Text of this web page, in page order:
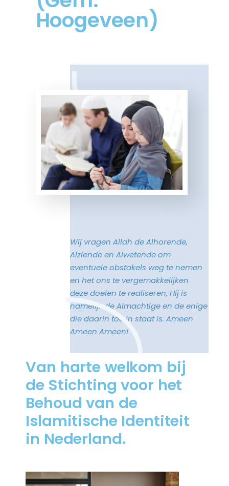
Hoogeveen)
Wij vragen Allah de Alhorende,
Alziende en Alwetende om
eventuele obstakels weg te nemen
en het ons te vergemakkelijken
deze doelen te realiseren, Hij is
namelijk de Almachtige en de enige
die daarin toe in staat is. Ameen
Ameen Ameen!
Van harte welkom bij
de Stichting voor het
Behoud van de
Islamitische Identiteit
in Nederland.